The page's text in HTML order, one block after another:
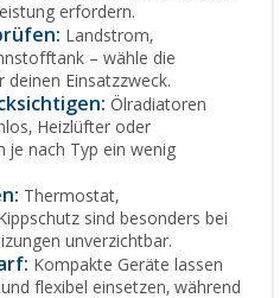
erfordern.
Landstrom,
– wähle die
Einsatzzweck.
Ölradiatoren
Heizlüfter oder
je nach Typ ein wenig
Thermostat,
sind besonders bei
unverzichtbar.
Kompakte Geräte lassen
flexibel einsetzen, während